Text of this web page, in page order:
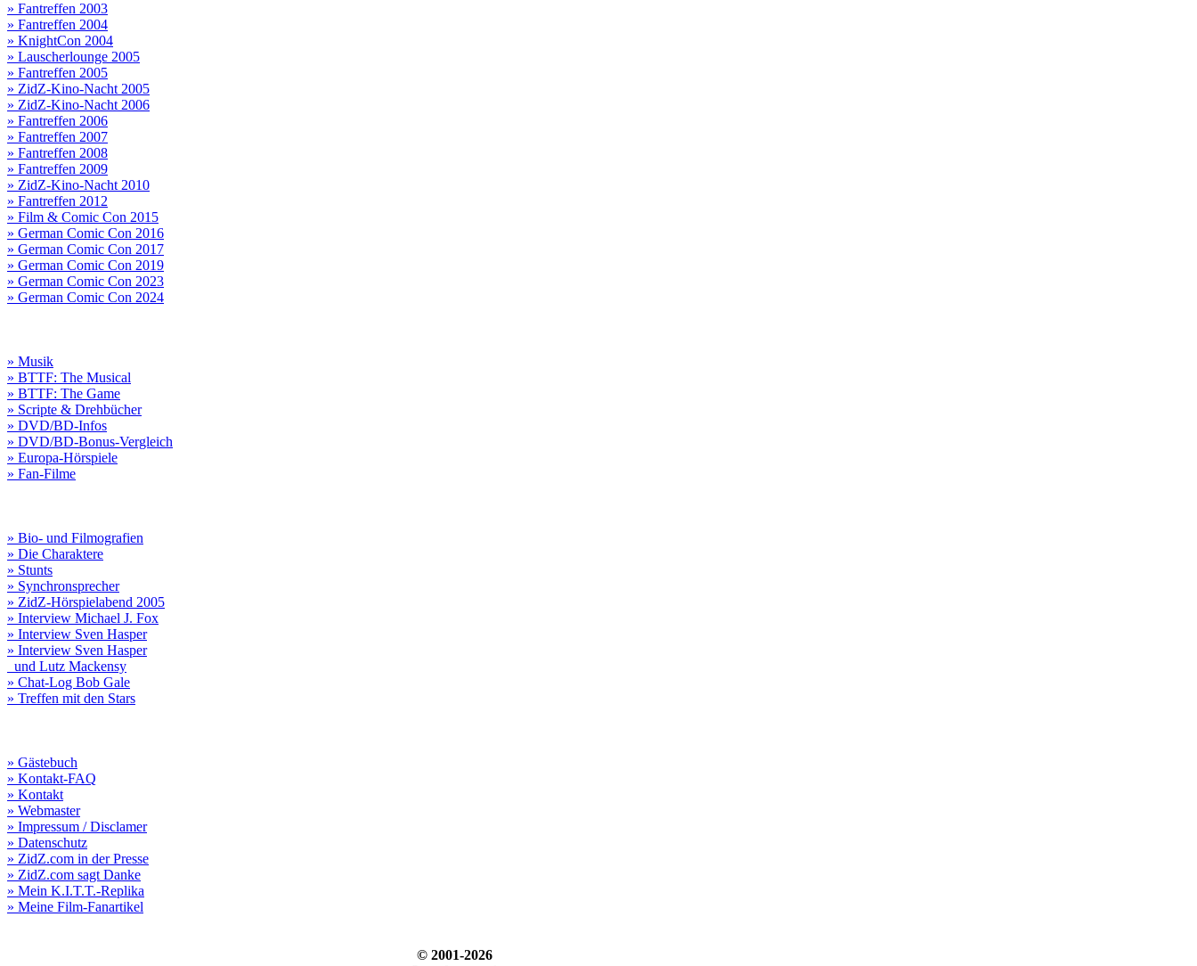
» Fantreffen 2003
» Fantreffen 2004
» KnightCon 2004
» Lauscherlounge 2005
» Fantreffen 2005
» ZidZ-Kino-Nacht 2005
» ZidZ-Kino-Nacht 2006
» Fantreffen 2006
» Fantreffen 2007
» Fantreffen 2008
» Fantreffen 2009
» ZidZ-Kino-Nacht 2010
» Fantreffen 2012
» Film & Comic Con 2015
» German Comic Con 2016
» German Comic Con 2017
» German Comic Con 2019
» German Comic Con 2023
» German Comic Con 2024
» Musik
» BTTF: The Musical
» BTTF: The Game
» Scripte & Drehbücher
» DVD/BD-Infos
» DVD/BD-Bonus-Vergleich
» Europa-Hörspiele
» Fan-Filme
» Bio- und Filmografien
» Die Charaktere
» Stunts
» Synchronsprecher
» ZidZ-Hörspielabend 2005
» Interview Michael J. Fox
» Interview Sven Hasper
» Interview Sven Hasper
und Lutz Mackensy
» Chat-Log Bob Gale
» Treffen mit den Stars
» Gästebuch
» Kontakt-FAQ
» Kontakt
» Webmaster
» Impressum / Disclamer
» Datenschutz
» ZidZ.com in der Presse
» ZidZ.com sagt Danke
» Mein K.I.T.T.-Replika
» Meine Film-Fanartikel
© 2001-2026